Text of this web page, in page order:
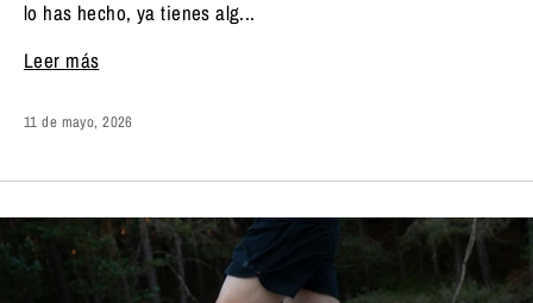
lo has hecho, ya tienes alg...
Leer más
11 de mayo, 2026